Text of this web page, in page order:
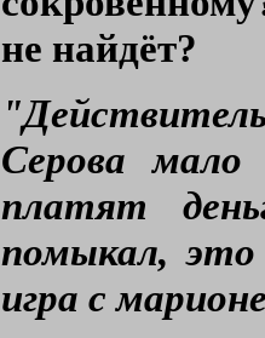
не найдёт?
Серова
платят
помыкал,
игра с